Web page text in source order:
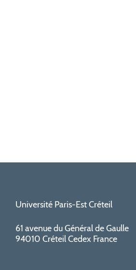
Université Paris-Est Créteil
61 avenue du Général de Gaulle
94010 Créteil Cedex France